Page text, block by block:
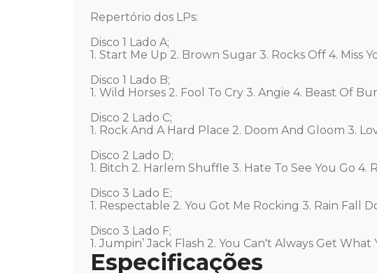
Repertório dos LPs:
Disco 1 Lado A;
1. Start Me Up 2. Brown Sugar 3. Rocks Off 4. Miss
Disco 1 Lado B;
1. Wild Horses 2. Fool To Cry 3. Angie 4. Beast Of
Disco 2 Lado C;
1. Rock And A Hard Place 2. Doom And Gloom 3.
Disco 2 Lado D;
1. Bitch 2. Harlem Shuffle 3. Hate To See You Go
Disco 3 Lado E;
1. Respectable 2. You Got Me Rocking 3. Rain Fall
Disco 3 Lado F;
1. Jumpin’ Jack Flash 2. You Can't Always Get